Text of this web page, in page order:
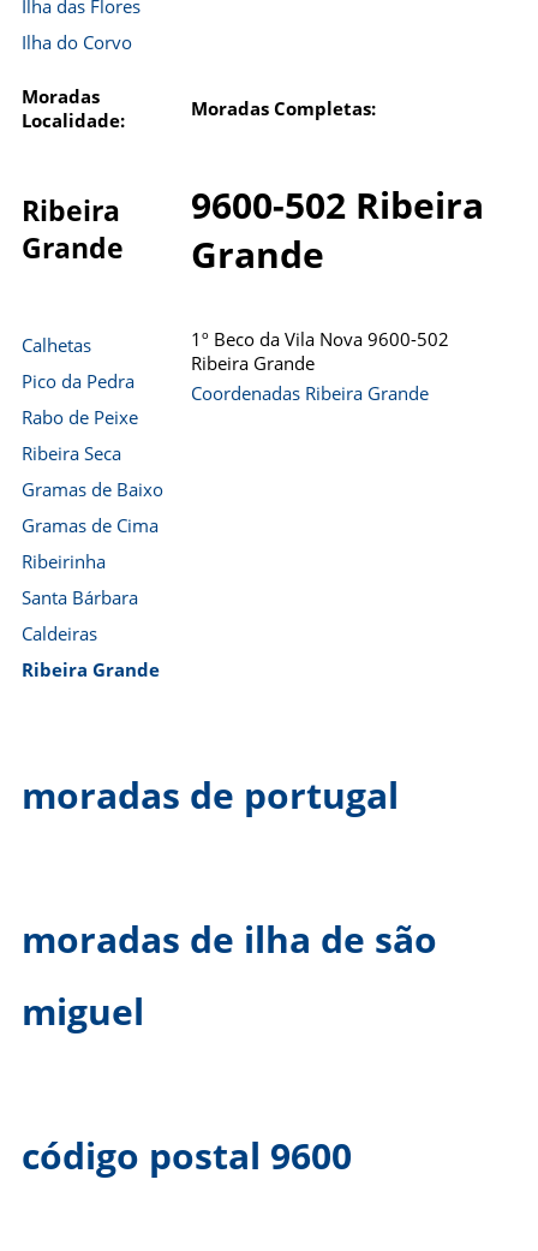
Ilha das Flores
Ilha do Corvo
Moradas
Localidade:
Moradas Completas:
Ribeira
Grande
9600-502 Ribeira
Grande
Calhetas
Pico da Pedra
Rabo de Peixe
Ribeira Seca
Gramas de Baixo
Gramas de Cima
Ribeirinha
Santa Bárbara
Caldeiras
Ribeira Grande
1º Beco da Vila Nova 9600-502
Ribeira Grande
Coordenadas Ribeira Grande
moradas de portugal
moradas de ilha de são
miguel
código postal 9600